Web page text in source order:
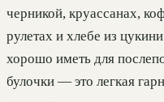
черникой, круассанах,
рулетах и хлебе из
хорошо иметь для
булочки — это легкая